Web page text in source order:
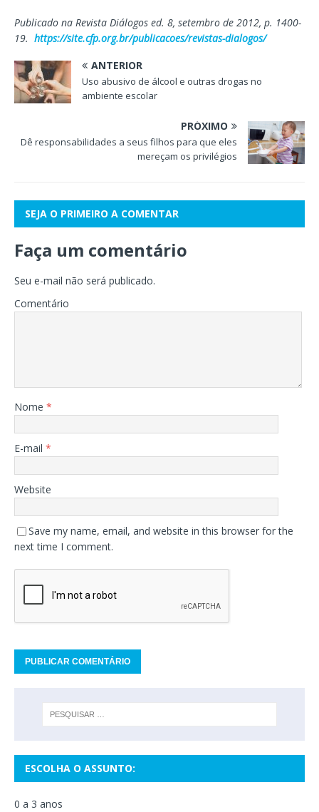
Publicado na Revista Diálogos ed. 8, setembro de 2012, p. 1400-
19. https://site.cfp.org.br/publicacoes/revistas-dialogos/
ANTERIOR
Uso abusivo de álcool e outras drogas no
ambiente escolar
PRÓXIMO
Dê responsabilidades a seus filhos para que eles
mereçam os privilégios
SEJA O PRIMEIRO A COMENTAR
Faça um comentário
Seu e-mail não será publicado.
Comentário
Nome *
E-mail *
Website
Save my name, email, and website in this browser for the
next time I comment.
ESCOLHA O ASSUNTO:
0 a 3 anos